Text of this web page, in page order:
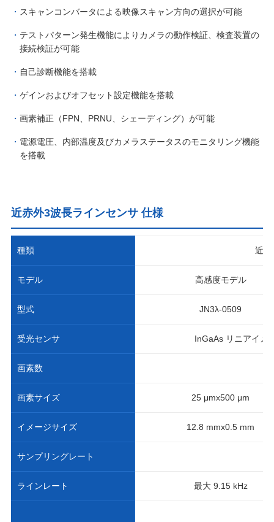
スキャンコンバータによる映像スキャン方向の選択が可能
テストパターン発生機能によりカメラの動作検証、検査装置の
接続検証が可能
自己診断機能を搭載
ゲインおよびオフセット設定機能を搭載
画素補正（FPN、PRNU、シェーディング）が可能
電源電圧、内部温度及びカメラステータスのモニタリング機能
を搭載
近赤外3波長ラインセンサ 仕様
種類 近赤
モデル 高感度モデル
型式 JN3λ-0509
受光センサ InGaAs リニアイメ
画素数
画素サイズ 25 μmx500 μm
イメージサイズ 12.8 mmx0.5 mm
サンプリングレート
ラインレート 最大 9.15 kHz